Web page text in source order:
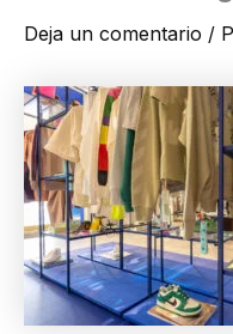
Deja un comentario /